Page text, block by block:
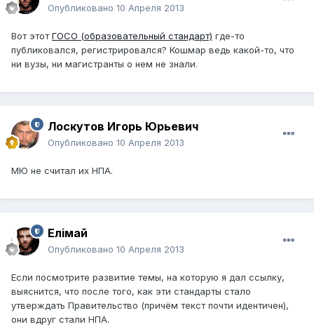
Опубликовано 10 Апреля 2013
Вот этотГОСО (образовательный стандарт) где-то
публиковался, регистрировался? Кошмар ведь какой-то, что
ни вузы, ни магистранты о нем не знали.
Лоскутов Игорь Юрьевич
Опубликовано 10 Апреля 2013
МЮ не считал их НПА.
Елiмай
Опубликовано 10 Апреля 2013
Если посмотрите развитие темы, на которую я дал ссылку,
выяснится, что после того, как эти стандарты стало
утверждать Правительство (причём текст почти идентичен),
они вдруг стали НПА.